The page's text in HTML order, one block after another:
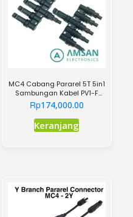
MC4 Cabang Pararel 5T 5in1
Sambungan Kabel PV1-F
Panel Surya 5 in to 1
Rp174,000.00
Keranjang